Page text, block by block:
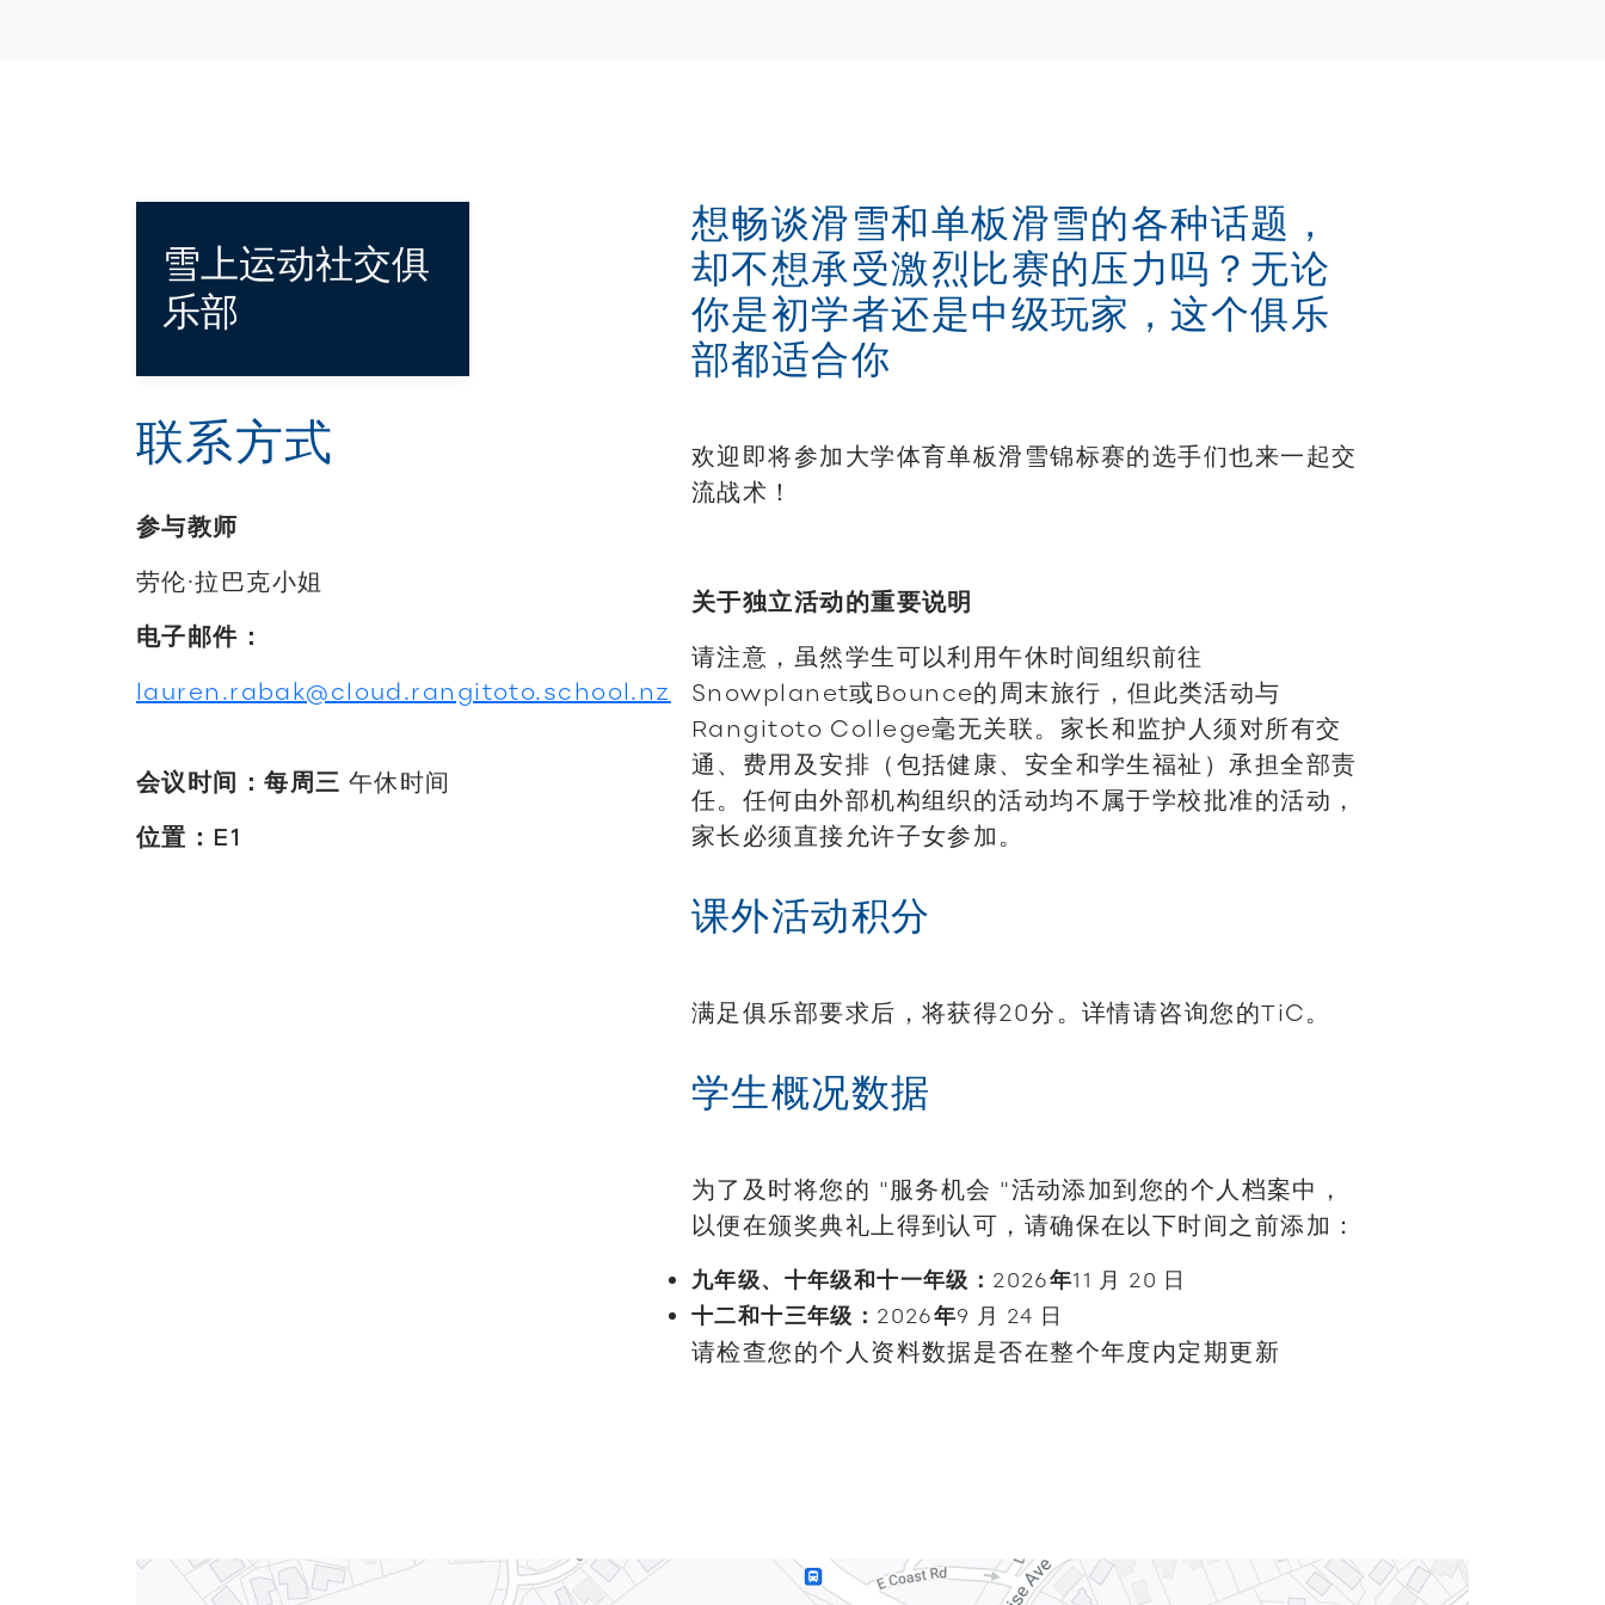
雪上运动社交俱
乐部
联系方式
参与教师
劳伦·拉巴克小姐
电子邮件：
lauren.rabak@cloud.rangitoto.school.nz
会议时间：每周三 午休时间
位置：E1
想畅谈滑雪和单板滑雪的各种话题，
却不想承受激烈比赛的压力吗？无论
你是初学者还是中级玩家，这个俱乐
部都适合你
欢迎即将参加大学体育单板滑雪锦标赛的选手们也来一起交
流战术！
关于独立活动的重要说明
请注意，虽然学生可以利用午休时间组织前往
Snowplanet或Bounce的周末旅行，但此类活动与
Rangitoto College毫无关联。家长和监护人须对所有交
通、费用及安排（包括健康、安全和学生福祉）承担全部责
任。任何由外部机构组织的活动均不属于学校批准的活动，
家长必须直接允许子女参加。
课外活动积分
满足俱乐部要求后，将获得20分。详情请咨询您的TiC。
学生概况数据
为了及时将您的 "服务机会 "活动添加到您的个人档案中，
以便在颁奖典礼上得到认可，请确保在以下时间之前添加：
九年级、十年级和十一年级： 2026年11 月 20 日
十二和十三年级： 2026年9 月 24 日
请检查您的个人资料数据是否在整个年度内定期更新